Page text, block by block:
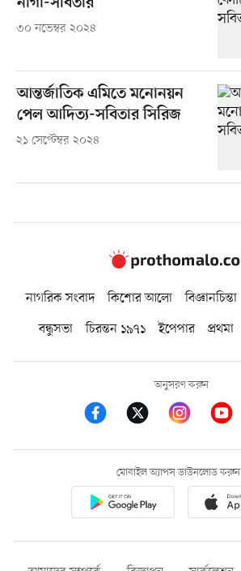
নাগা-সবিতার
৩০ নভেম্বর ২০২৪
আন্তর্জাতিক এমিতে মনোনয়ন
পেল আদিত্য-সবিতার সিরিজ
২১ সেপ্টেম্বর ২০২৪
নাগরিক সংবাদ কিশোর আলো বিজ্ঞানচিন্তা
বন্ধুসভা
চিরন্তন ১৯৭১ ইপেপার প্রথমা
অনুসরণ করুন
মোবাইল অ্যাপস ডাউনলোড করুন